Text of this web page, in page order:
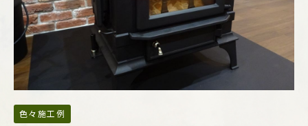
色々施工例